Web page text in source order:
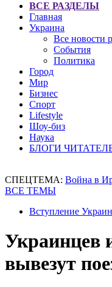
ВСЕ РАЗДЕЛЫ
Главная
Украина
Все новости
События
Политика
Город
Мир
Бизнес
Спорт
Lifestyle
Шоу-биз
Наука
БЛОГИ
СПЕЦТЕМА: Война в
ВСЕ ТЕМЫ
Вступление
Украинцев
вывезут